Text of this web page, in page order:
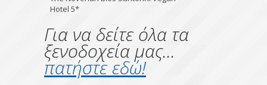
Hotel 5*
Για να δείτε όλα τα
ξενοδοχεία μας...
πατήστε εδώ!